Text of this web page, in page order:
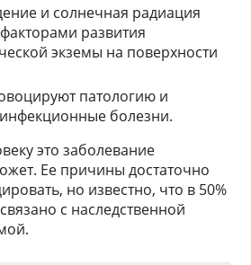
и солнечная радиация
факторами развития
экземы на поверхности
патологию и
болезни.
это заболевание
Ее причины достаточно
но известно, что в 50%
с наследственной